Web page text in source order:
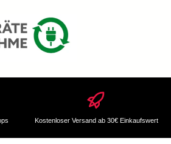
Kostenloser Versand ab 30€ Einkaufswert